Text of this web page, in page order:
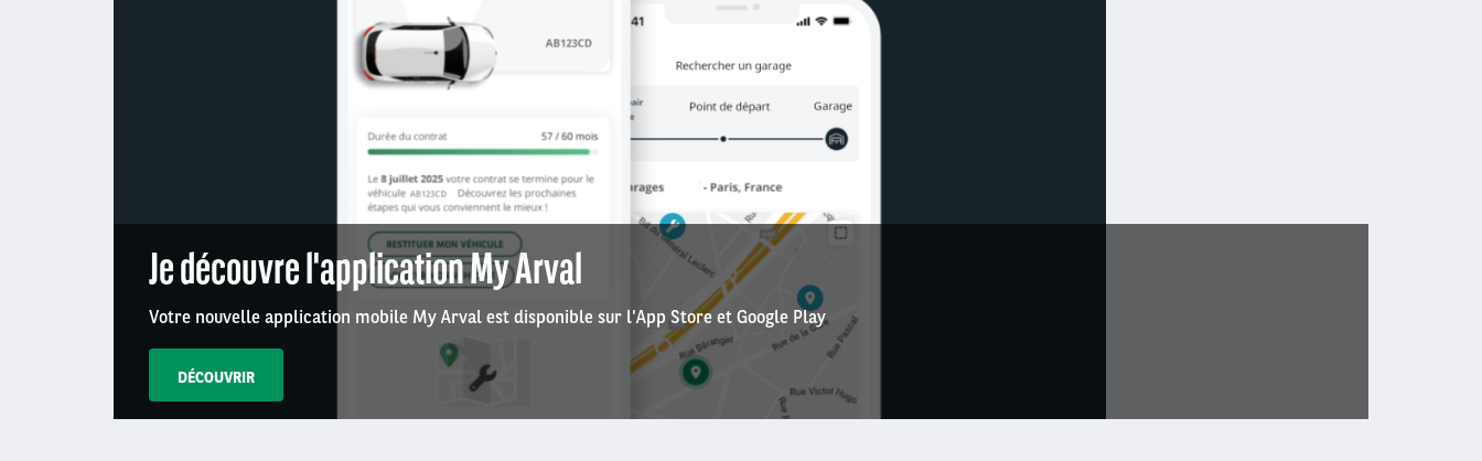
Je découvre l'application My Arval
Votre nouvelle application mobile My Arval est disponible sur l'App Store et Google Play
DÉCOUVRIR